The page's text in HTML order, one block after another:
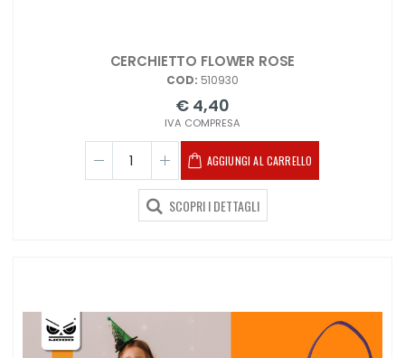
CERCHIETTO FLOWER ROSE
COD: 510930
€ 4,40
IVA COMPRESA
AGGIUNGI AL CARRELLO
SCOPRI I DETTAGLI